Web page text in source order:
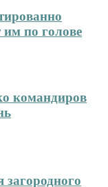
им по голове
командиров